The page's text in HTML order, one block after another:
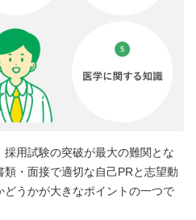
用試験の突破が最大の難関とな
・面接で適切な自己PRと志望動
うかが大きなポイントの一つで